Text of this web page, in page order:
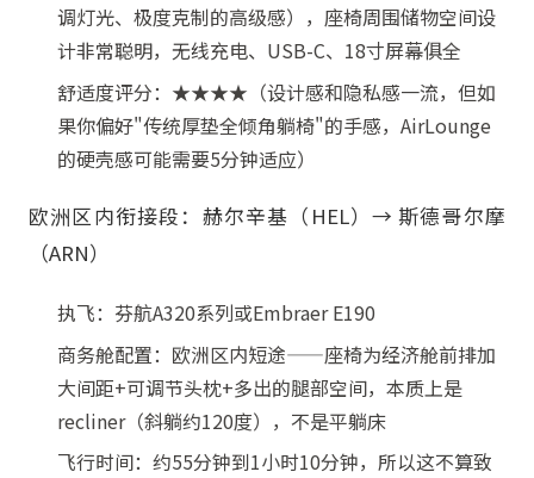
调灯光、极度克制的高级感），座椅周围储物空间设
计非常聪明，无线充电、USB-C、18寸屏幕俱全
舒适度评分：★★★★（设计感和隐私感一流，但如
果你偏好"传统厚垫全倾角躺椅"的手感，AirLounge
的硬壳感可能需要5分钟适应）
欧洲区内衔接段：赫尔辛基（HEL）→ 斯德哥尔摩
（ARN）
执飞：芬航A320系列或Embraer E190
商务舱配置：欧洲区内短途——座椅为经济舱前排加
大间距+可调节头枕+多出的腿部空间，本质上是
recliner（斜躺约120度），不是平躺床
飞行时间：约55分钟到1小时10分钟，所以这不算致